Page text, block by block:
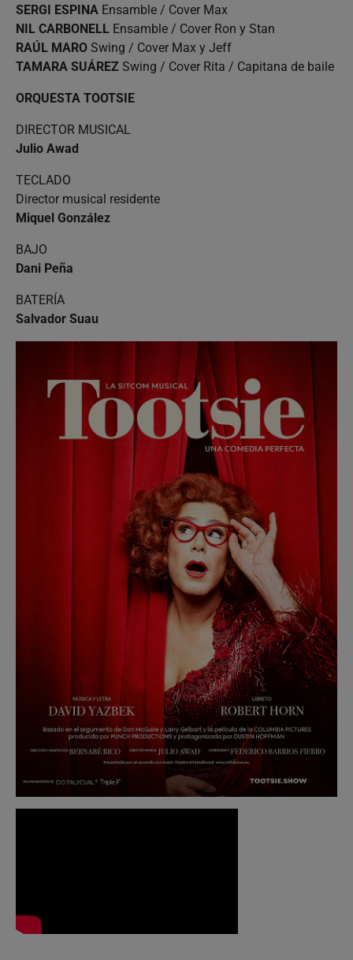
SERGI ESPINA Ensamble / Cover Max
NIL CARBONELL Ensamble / Cover Ron y Stan
RAÚL MARO Swing / Cover Max y Jeff
TAMARA SUÁREZ Swing / Cover Rita / Capitana de baile
ORQUESTA TOOTSIE
DIRECTOR MUSICAL
Julio Awad
TECLADO
Director musical residente
Miquel González
BAJO
Dani Peña
BATERÍA
Salvador Suau